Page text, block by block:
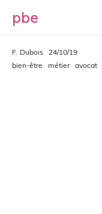
pbe
F. Dubois
24/10/19
bien-être
métier avocat